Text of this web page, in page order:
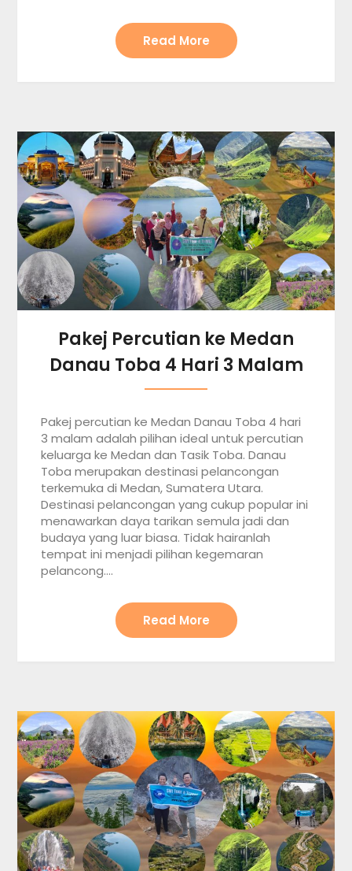
Read More
Pakej Percutian ke Medan
Danau Toba 4 Hari 3 Malam
Pakej percutian ke Medan Danau Toba 4 hari
3 malam adalah pilihan ideal untuk percutian
keluarga ke Medan dan Tasik Toba. Danau
Toba merupakan destinasi pelancongan
terkemuka di Medan, Sumatera Utara.
Destinasi pelancongan yang cukup popular ini
menawarkan daya tarikan semula jadi dan
budaya yang luar biasa. Tidak hairanlah
tempat ini menjadi pilihan kegemaran
pelancong….
Read More